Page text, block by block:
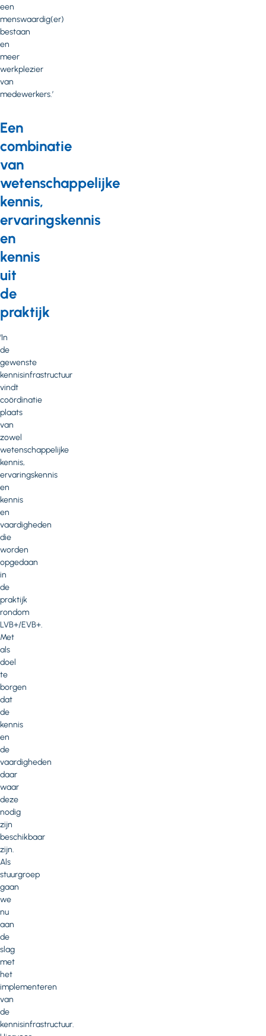
een
menswaardig(er)
bestaan
en
meer
werkplezier
van
medewerkers.’
Een
combinatie
van
wetenschappelijke
kennis,
ervaringskennis
en
kennis
uit
de
praktijk
‘In
de
gewenste
kennisinfrastructuur
vindt
coördinatie
plaats
van
zowel
wetenschappelijke
kennis,
ervaringskennis
en
kennis
en
vaardigheden
die
worden
opgedaan
in
de
praktijk
rondom
LVB+/EVB+.
Met
als
doel
te
borgen
dat
de
kennis
en
de
vaardigheden
daar
waar
deze
nodig
zijn
beschikbaar
zijn.
Als
stuurgroep
gaan
we
nu
aan
de
slag
met
het
implementeren
van
de
kennisinfrastructuur.